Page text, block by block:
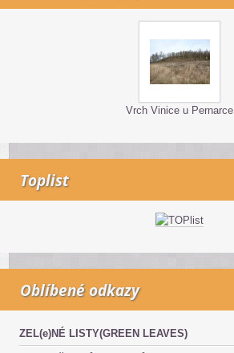
Vrch Vinice u Pernarce
Toplist
Oblíbené odkazy
ZEL(e)NÉ LISTY(GREEN LEAVES)